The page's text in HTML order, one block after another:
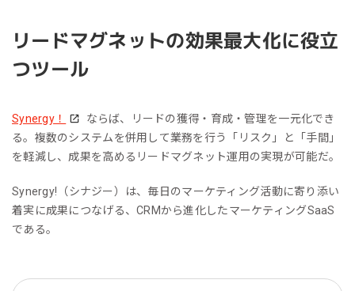
リードマグネットの効果最大化に役立
つツール
Synergy！
ならば、リードの獲得・育成・管理を一元化でき
る。複数のシステムを併用して業務を行う「リスク」と「手間」
を軽減し、成果を高めるリードマグネット運用の実現が可能だ。
Synergy!（シナジー）は、毎日のマーケティング活動に寄り添い
着実に成果につなげる、CRMから進化したマーケティングSaaS
である。